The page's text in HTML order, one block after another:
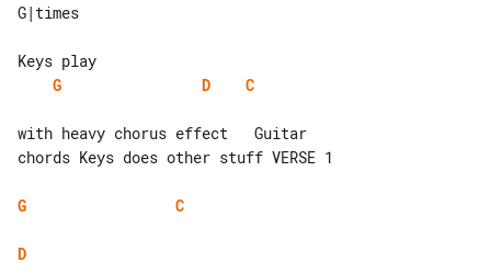
G
D C
with heavy chorus effect   Guitar
chords Keys does other stuff VERSE 1
G C
D